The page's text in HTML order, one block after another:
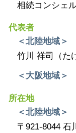
相続コンシェ
代表者
＜北陸地域＞
竹川 祥司（た
＜大阪地域＞
所在地
＜北陸地域＞
〒921-8044 石